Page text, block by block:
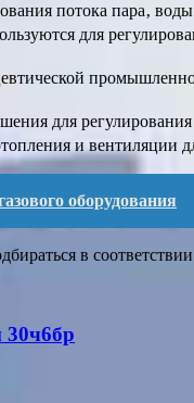
потока пара‚
для
для
и вентиляции
оборудования
в